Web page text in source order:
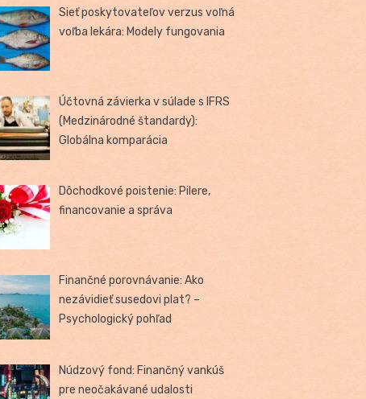
Sieť poskytovateľov verzus voľná
voľba lekára: Modely fungovania
Účtovná závierka v súlade s IFRS
(Medzinárodné štandardy):
Globálna komparácia
Dôchodkové poistenie: Pilere,
financovanie a správa
Finančné porovnávanie: Ako
nezávidieť susedovi plat? –
Psychologický pohľad
Núdzový fond: Finančný vankúš
pre neočakávané udalosti